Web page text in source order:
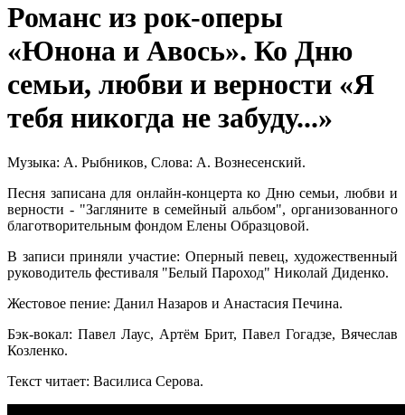
Романс из рок-оперы
«Юнона и Авось». Ко Дню
семьи, любви и верности «Я
тебя никогда не забуду...»
Музыка: А. Рыбников, Слова: А. Вознесенский.
Песня записана для онлайн-концерта ко Дню семьи, любви и
верности - "Загляните в семейный альбом", организованного
благотворительным фондом Елены Образцовой.
В записи приняли участие: Оперный певец, художественный
руководитель фестиваля "Белый Пароход" Николай Диденко.
Жестовое пение: Данил Назаров и Анастасия Печина.
Бэк-вокал: Павел Лаус, Артём Брит, Павел Гогадзе, Вячеслав
Козленко.
Текст читает: Василиса Серова.